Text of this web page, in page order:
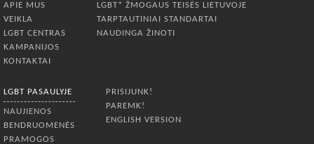
APIE MUS
VEIKLA
LGBT CENTRAS
KAMPANIJOS
KONTAKTAI
LGBT* ŽMOGAUS TEISĖS LIETUVOJE
TARPTAUTINIAI STANDARTAI
NAUDINGA ŽINOTI
LGBT PASAULYJE
NAUJIENOS
BENDRUOMENĖS
PRAMOGOS
PRISIJUNK!
PAREMK!
ENGLISH VERSION